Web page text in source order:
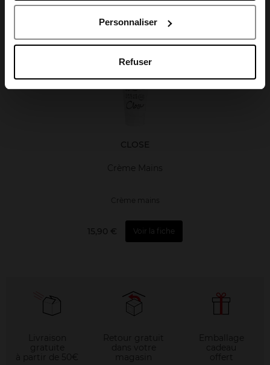
Personnaliser
Refuser
Oublié quelque chose ?
CLOSE
Crème Mains
Crème mains
15,90 € Voir la fiche
April Luxembourg